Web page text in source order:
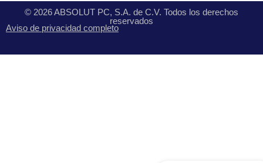
© 2026 ABSOLUT PC, S.A. de C.V. Todos los derechos
reservados
Aviso de privacidad completo